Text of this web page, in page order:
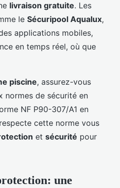
livraison gratuite. Les
le Sécuripool Aqualux,
applications mobiles,
en temps réel, où que
piscine, assurez-vous
normes de sécurité en
NF P90-307/A1 en
cette norme vous
et sécurité pour
une